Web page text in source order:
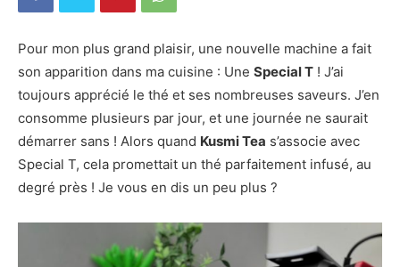
Pour mon plus grand plaisir, une nouvelle machine a fait
son apparition dans ma cuisine : Une Special T ! J’ai
toujours apprécié le thé et ses nombreuses saveurs. J’en
consomme plusieurs par jour, et une journée ne saurait
démarrer sans ! Alors quand Kusmi Tea s’associe avec
Special T, cela promettait un thé parfaitement infusé, au
degré près ! Je vous en dis un peu plus ?